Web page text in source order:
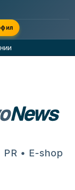
• E-shop